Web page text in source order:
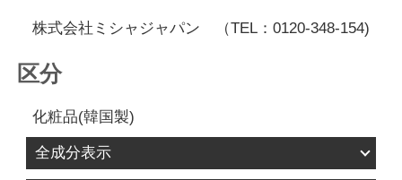
株式会社ミシャジャパン （TEL：0120-348-154)
区分
化粧品(韓国製)
全成分表示